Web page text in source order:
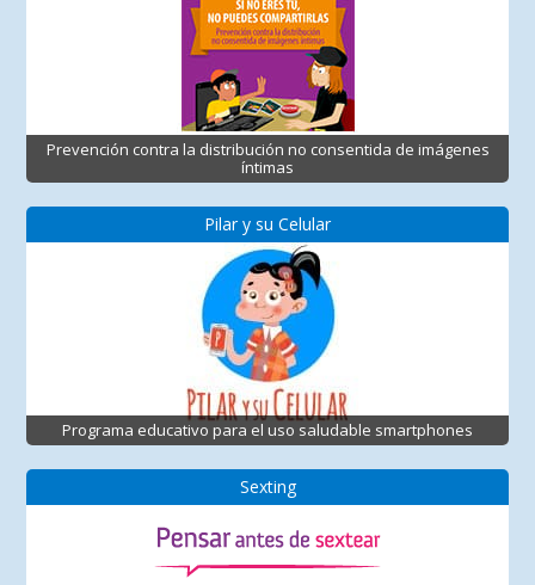
Prevención contra la distribución no consentida de imágenes
íntimas
Pilar y su Celular
Programa educativo para el uso saludable smartphones
Sexting